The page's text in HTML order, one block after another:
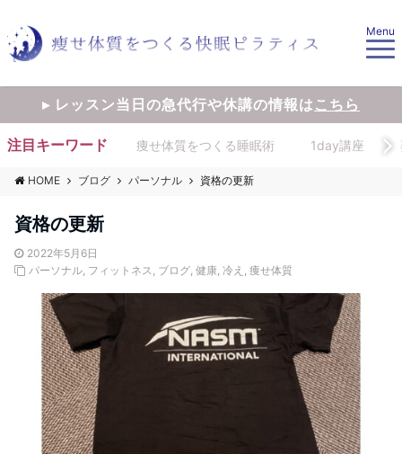
Menu
▸ レッスン当日の急代行や休講の情報はこちら
注目キーワード 痩せ体質をつくる睡眠術 1day講座
HOME ブログ パーソナル 資格の更新
資格の更新
2022年5月6日
パーソナル, フィットネス, ブログ, 健康, 冷え , 痩せ体質